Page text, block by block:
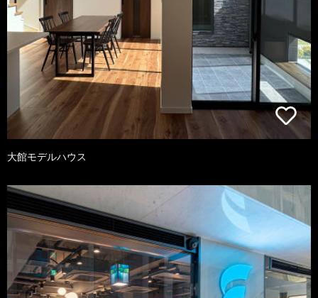
大館モデルハウス